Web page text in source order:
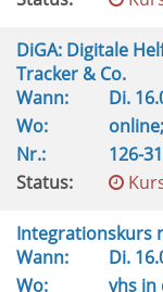
DiGA: Digitale
Tracker & Co.
Wann:
Di.
Wo:
Nr.:
126-
Status:
Integrationskurs
Wann:
Di.
Wo:
vhs in